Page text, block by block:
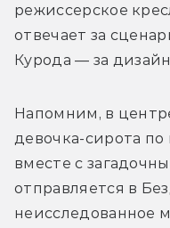
режиссерское
отвечает за
Курода — за
Напомним, в
девочка-сирота
вместе с
отправляется в
неисследованное